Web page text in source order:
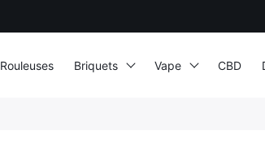
Rouleuses Briquets Vape CBD